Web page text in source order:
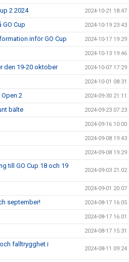
2 2024 2024-10-21 18:47
Cup 2024-10-19 23:43
inför GO Cup 2024-10-17 19:29
2024-10-13 19:46
den 19-20 oktober 2024-10-07 17:29
2024-10-01 08:31
2 2024-09-30 21:11
bälte 2024-09-23 07:23
2024-09-16 10:00
2024-09-08 19:43
2024-09-08 19:29
till GO Cup 18 och 19
2024-09-03 21:02
2024-09-01 20:07
september! 2024-08-17 16:05
2024-08-17 16:01
2024-08-17 15:31
falltrygghet i
2024-08-11 09:24